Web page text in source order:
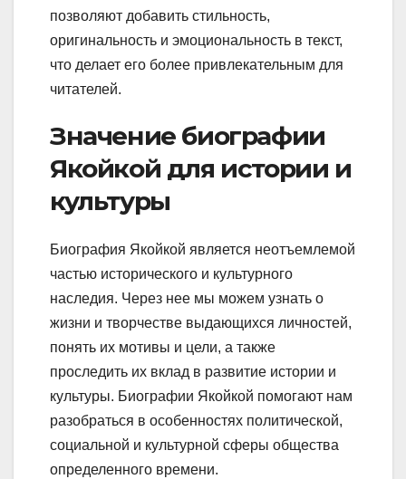
позволяют добавить стильность,
оригинальность и эмоциональность в текст,
что делает его более привлекательным для
читателей.
Значение биографии
Якойкой для истории и
культуры
Биография Якойкой является неотъемлемой
частью исторического и культурного
наследия. Через нее мы можем узнать о
жизни и творчестве выдающихся личностей,
понять их мотивы и цели, а также
проследить их вклад в развитие истории и
культуры. Биографии Якойкой помогают нам
разобраться в особенностях политической,
социальной и культурной сферы общества
определенного времени.